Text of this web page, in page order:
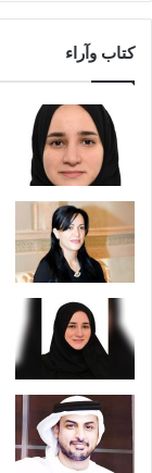
كتاب وآراء